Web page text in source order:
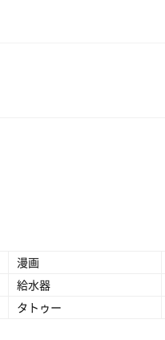
漫画
給水器
タトゥー